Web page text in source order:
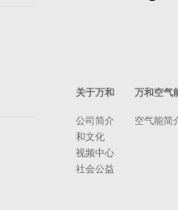
关于万和
公司简介
和文化
视频中心
社会公益
万和空气
空气能简